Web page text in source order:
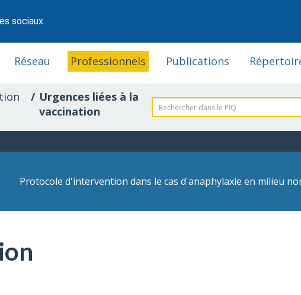
sociaux
Réseau Professionnels Publications
Urgences liées à la
vaccination
Protocole d'intervention dans le cas d'anaphylaxie en milieu